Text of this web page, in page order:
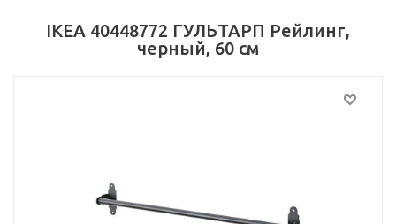
IKEA 40448772 ГУЛЬТАРП Рейлинг,
черный, 60 см